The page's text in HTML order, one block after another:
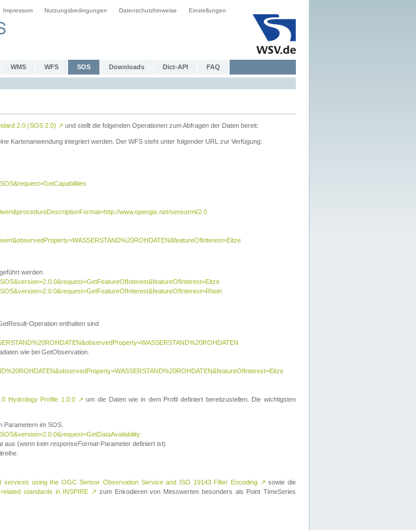
Impressum Nutzungsbedingungen Datenschutzhinweise Einstellungen
WMS WFS SOS Downloads Dict-API FAQ
2.0 (SOS 2.0) ↗ und stellt die folgenden Operationen zum Abfragen der Daten bereit:
Kartenanwendung integriert werden. Der WFS steht unter folgender URL zur Verfügung:
www.opengis.net/sensorml/2.0
werden
Operation enthalten sind
wie bei GetObservation.
Hydrology Profile 1.0.0 ↗ um die Daten wie in dem Profil definiert bereitzustellen. Die wichtigsten
Parametern im SOS.
aus (wenn kein responseFormat-Parameter definiert ist)
services using the OGC Sensor Observation Service and ISO 19143 Filter Encoding ↗ sowie die
standards in INSPIRE ↗ zum Enkodieren von Messwerten besonders als Point TimeSeries